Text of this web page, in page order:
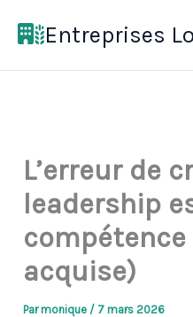
Entreprises
L’erreur de
leadership
acquise)
Parmonique / 7 mars 2026